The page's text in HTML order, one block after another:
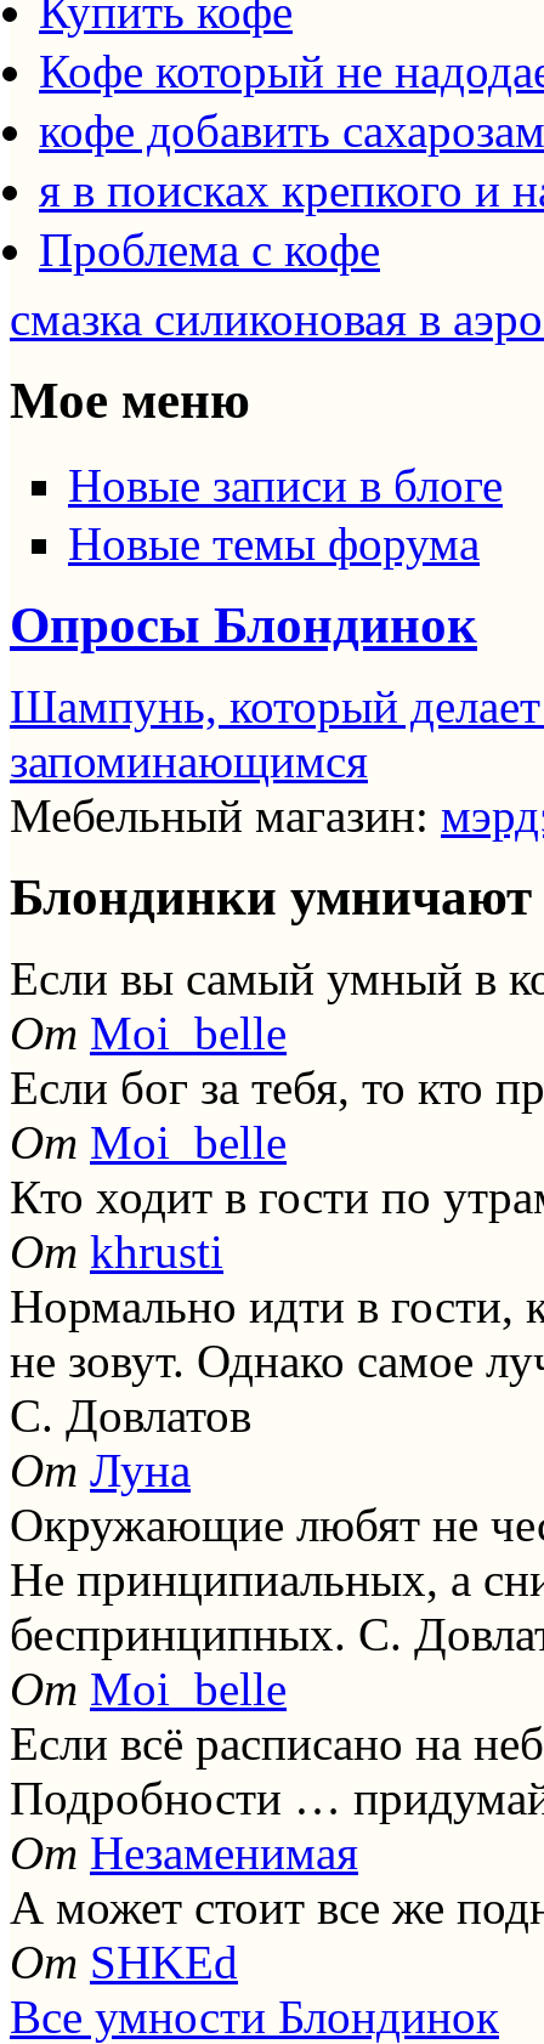
Купить кофе
Кофе который не
кофе добавить
я в поисках крепкого и
Проблема с кофе
смазка силиконовая в
Мое меню
Новые записи в блоге
Новые темы форума
Опросы Блондинок
Шампунь, который
запоминающимся
Мебельный магазин:
Блондинки умничают
Если вы самый умный в
От Moi_belle
Если бог за тебя, то кто
От Moi_belle
Кто ходит в гости по
От khrusti
Нормально идти в гости,
не зовут. Однако самое
С. Довлатов
От Луна
Окружающие любят не
Не принципиальных, а
беспринципных. С.
От Moi_belle
Если всё расписано на
Подробности …
От Незаменимая
А может стоит все же
От SHKEd
Все умности Блондинок